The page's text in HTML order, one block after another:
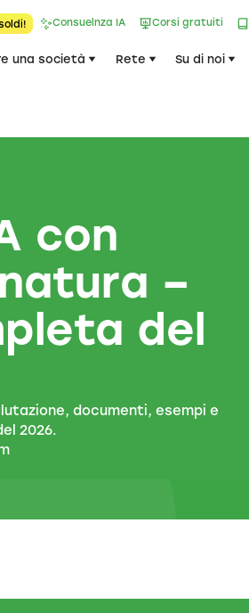
Consuelnza IA Corsi gratuiti
una società Rete Su di noi
con
–
del
documenti, esempi e
2026.